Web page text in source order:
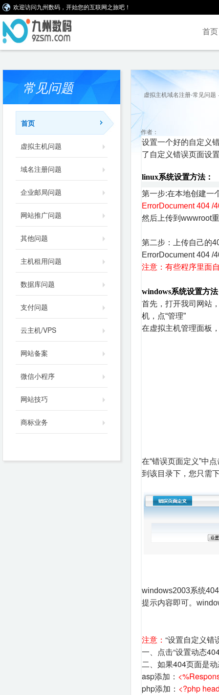
欢迎访问九州数码，开始您的互联网之旅吧！
首页
常见问题
首页
虚拟主机问题
域名注册问题
企业邮局问题
网站推广问题
其他问题
主机租用问题
数据库问题
支付问题
云主机/VPS
网站备案
微信小程序
网站技巧
商标业务
虚拟主机域名注册-常见问题
作者：
设置一个好的自定义
了自定义错误页面设
linux系统设置方法：
第一步:在本地创建一
ErrorDocument 404 /
然后上传到wwwroot
第二步：上传自己的
ErrorDocument 404 /
注意：有些程序里面
windows系统设置方
首先，打开我司网站
机，点“管理”
在虚拟主机管理面板
在“错误页面定义”中
到该目录下，您只需
windows2003系统
提示内容即可。
注意： “设置自定义错
一、点击“设置动态
二、如果404页面是
asp添加：
php添加： <?php